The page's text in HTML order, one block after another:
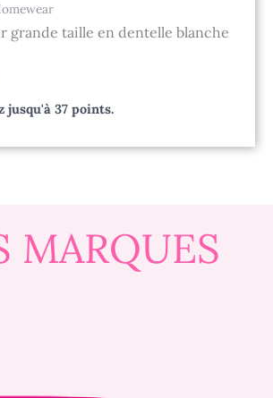
grande taille en dentelle blanche
jusqu'à 37 points.
MARQUES